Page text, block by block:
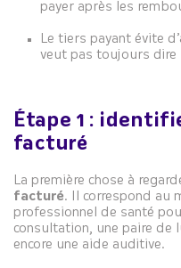
payer après les
Le tiers payant évite
veut pas toujours dire
Étape 1 :
facturé
La première chose à
facturé. Il correspond au
professionnel de santé
consultation, une paire de
encore une aide auditive.